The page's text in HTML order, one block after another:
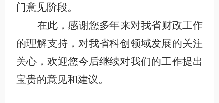
门意见阶段。
在此，感谢您多年来对我省财政工作
的理解支持，对我省科创领域发展的关注
关心，欢迎您今后继续对我们的工作提出
宝贵的意见和建议。